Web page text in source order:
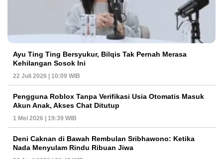
Ayu Ting Ting Bersyukur, Bilqis Tak Pernah Merasa
Kehilangan Sosok Ini
22 Juli 2026 | 10:09 WIB
Pengguna Roblox Tanpa Verifikasi Usia Otomatis Masuk
Akun Anak, Akses Chat Ditutup
1 Mei 2026 | 19:39 WIB
Deni Caknan di Bawah Rembulan Sribhawono: Ketika
Nada Menyulam Rindu Ribuan Jiwa